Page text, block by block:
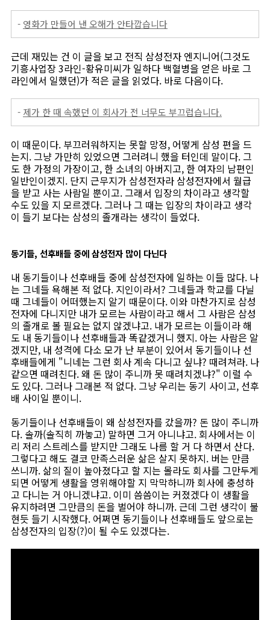
- 영화가 만들어 낸 오해가 안타깝습니다
근데 재밌는 건 이 글을 보고 전직 삼성전자 엔지니어(그것도
기흥사업장 3라인-황유미씨가 일하다 백혈병을 얻은 바로 그
라인에서 일했던)가 적은 글을 읽었다. 바로 다음이다.
- 제가 한 때 속했던 이 회사가 전 너무도 부끄럽습니다.
이 때문이다. 부끄러워하지는 못할 망정, 어떻게 삼성 편을 드
는지. 그냥 가만히 있었으면 그러려니 했을 터인데 말이다. 그
도 한 가정의 가장이고, 한 소녀의 아버지고, 한 여자의 남편인
일반인이겠지. 단지 근무지가 삼성전자라 삼성전자에서 월급
을 받고 사는 사람일 뿐이고. 그래서 입장의 차이라고 생각할
수도 있을 지 모르겠다. 그러나 그 때는 입장의 차이라고 생각
이 들기 보다는 삼성의 졸개라는 생각이 들었다.
동기들, 선후배들 중에 삼성전자 많이 다닌다
내 동기들이나 선후배들 중에 삼성전자에 일하는 이들 많다. 나
는 그네들 욕해본 적 없다. 지인이라서? 그네들과 학교를 다닐
때 그네들이 어떠했는지 알기 때문이다. 이와 마찬가지로 삼성
전자에 다니지만 내가 모르는 사람이라고 해서 그 사람은 삼성
의 졸개로 볼 필요는 없지 않겠냐고. 내가 모르는 이들이라 해
도 내 동기들이나 선후배들과 똑같겠거니 했지. 아는 사람은 알
겠지만, 내 성격에 다소 모가 난 부분이 있어서 동기들이나 선
후배들에게 "니네는 그런 회사 계속 다니고 싶냐? 때려쳐라. 나
같으면 때려친다. 왜 돈 많이 주니까 못 때려치겠냐?" 이럴 수
도 있다. 그러나 그래본 적 없다. 그냥 우리는 동기 사이고, 선후
배 사이일 뿐이니.
동기들이나 선후배들이 왜 삼성전자를 갔을까? 돈 많이 주니까
다. 솔까(솔직히 까놓고) 말하면 그거 아니냐고. 회사에서는 이
리 저리 스트레스를 받지만 그래도 나름 할 거 다 하면서 산다.
그렇다고 해도 결코 만족스러운 삶은 살지 못하지. 버는 만큼
쓰니까. 삶의 질이 높아졌다고 할 지는 몰라도 회사를 그만두게
되면 어떻게 생활을 영위해야할 지 막막하니까 회사에 충성하
고 다니는 거 아니겠냐고. 이미 씀씀이는 커졌겠다 이 생활을
유지하려면 그만큼의 돈을 벌어야 하니까. 근데 그런 생각이 불
현듯 들기 시작했다. 어쩌면 동기들이나 선후배들도 앞으로는
삼성전자의 입장(?)이 될 수도 있겠다는.